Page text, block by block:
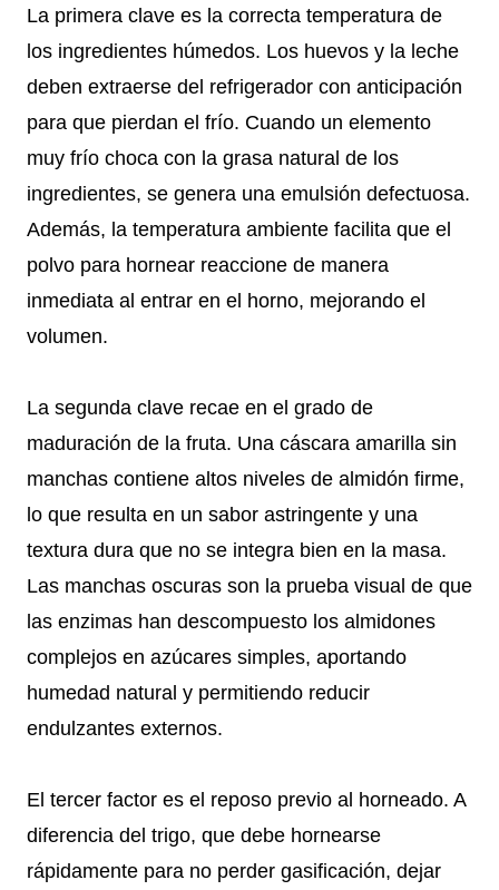
La primera clave es la correcta temperatura de
los ingredientes húmedos. Los huevos y la leche
deben extraerse del refrigerador con anticipación
para que pierdan el frío. Cuando un elemento
muy frío choca con la grasa natural de los
ingredientes, se genera una emulsión defectuosa.
Además, la temperatura ambiente facilita que el
polvo para hornear reaccione de manera
inmediata al entrar en el horno, mejorando el
volumen.
La segunda clave recae en el grado de
maduración de la fruta. Una cáscara amarilla sin
manchas contiene altos niveles de almidón firme,
lo que resulta en un sabor astringente y una
textura dura que no se integra bien en la masa.
Las manchas oscuras son la prueba visual de que
las enzimas han descompuesto los almidones
complejos en azúcares simples, aportando
humedad natural y permitiendo reducir
endulzantes externos.
El tercer factor es el reposo previo al horneado. A
diferencia del trigo, que debe hornearse
rápidamente para no perder gasificación, dejar